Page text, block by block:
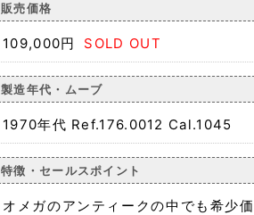
販売価格
109,000円 SOLD OUT
製造年代・ムーブ
1970年代 Ref.176.0012 Cal.1045
特徴・セールスポイント
オメガのアンティークの中でも希少